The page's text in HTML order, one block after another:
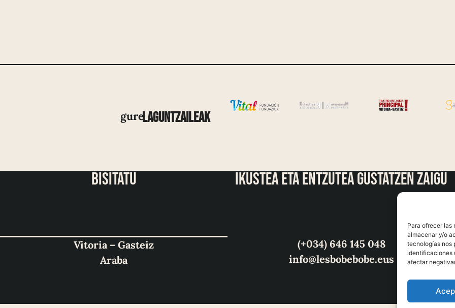
Para ofrecer las
almacenar y/o
tecnologías nos
identificaciones
afectar
Laguntzaileak
gure
bisitatu
Vitoria – Gasteiz
Araba
ikustea eta entzutea gustatzen zaigu
(+034) 646 145 048
info@lesbobebobe.eus